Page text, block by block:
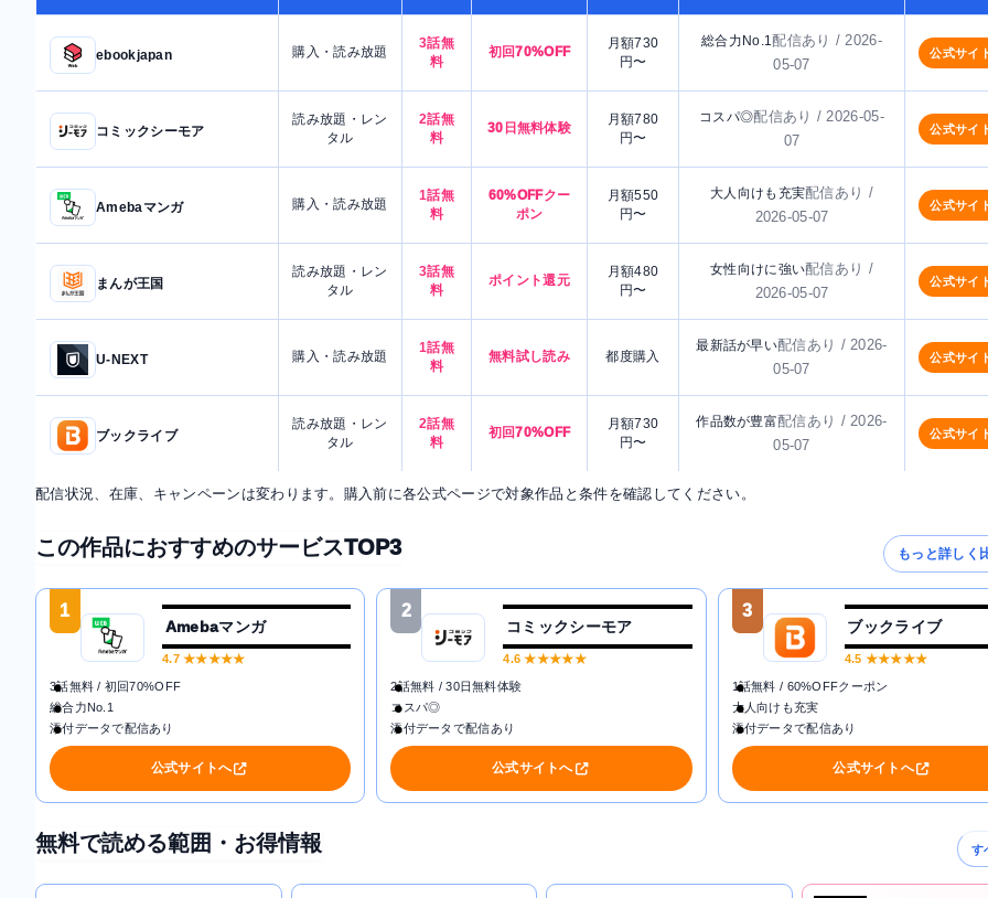
ebookjapan 購入・読み放題
3話無
料
初回70%OFF
月額730
円〜
総合力No.1配信あり / 2026-
05-07
公式サイ
コミックシーモア
読み放題・レン
タル
2話無
料
30日無料体験
月額780
円〜
コスパ◎配信あり / 2026-05-
07
公式サイ
Amebaマンガ 購入・読み放題
1話無
料
60%OFFクー
ポン
月額550
円〜
大人向けも充実配信あり /
2026-05-07
公式サイ
まんが王国
読み放題・レン
タル
3話無
料
ポイント還元
月額480
円〜
女性向けに強い配信あり /
2026-05-07
公式サイ
U-NEXT 購入・読み放題
1話無
料
無料試し読み 都度購入
最新話が早い配信あり / 2026-
05-07
公式サイ
ブックライブ
読み放題・レン
タル
2話無
料
初回70%OFF
月額730
円〜
作品数が豊富配信あり / 2026-
05-07
公式サイ
配信状況、在庫、キャンペーンは変わります。購入前に各公式ページで対象作品と条件を確認してください。
この作品におすすめのサービスTOP3 もっと詳しく
1
Amebaマンガ
4.7★★★★★
3話無料 / 初回70%OFF
総合力No.1
添付データで配信あり
公式サイトへ
2
コミックシーモア
4.6 ★★★★★
2話無料 / 30日無料体験
コスパ◎
添付データで配信あり
公式サイトへ
3
ブックライブ
4.5 ★★★★★
1話無料 / 60%OFFクーポン
大人向けも充実
添付データで配信あり
公式サイトへ
無料で読める範囲・お得情報 す